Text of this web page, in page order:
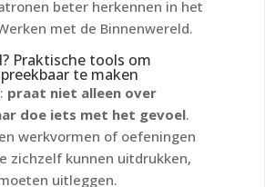
beter herkennen in het
met de Binnenwereld.
Praktische tools om
te maken
praat niet alleen over
doe iets met het gevoel.
werkvormen of oefeningen
zichzelf kunnen uitdrukken,
uitleggen.